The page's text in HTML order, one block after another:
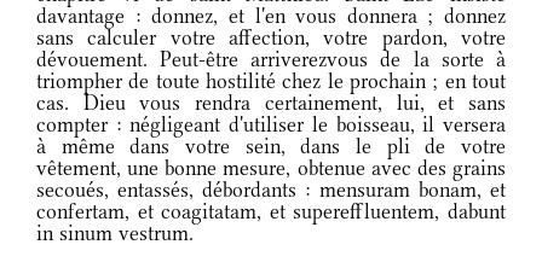
davantage : donnez, et l'en vous donnera ; donnez
sans calculer votre affection, votre pardon, votre
dévouement. Peut-être arriverezvous de la sorte à
triompher de toute hostilité chez le prochain ; en tout
cas. Dieu vous rendra certainement, lui, et sans
compter : négligeant d'utiliser le boisseau, il versera
à même dans votre sein, dans le pli de votre
vêtement, une bonne mesure, obtenue avec des grains
secoués, entassés, débordants : mensuram bonam, et
confertam, et coagitatam, et supereffluentem, dabunt
in sinum vestrum.